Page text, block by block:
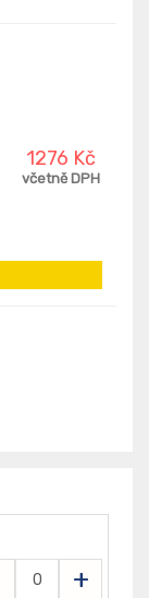
1276 Kč
včetně DPH
+